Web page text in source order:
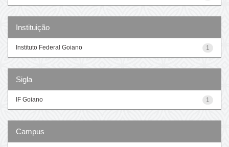
Instituição
1
Instituto Federal Goiano
Sigla
1
IF Goiano
Campus